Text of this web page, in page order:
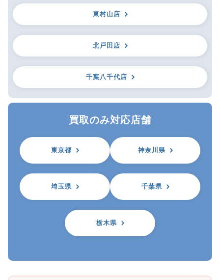
東村山店
北戸田店
千葉八千代店
買取のみ対応店舗
東京都 神奈川県
埼玉県 千葉県
栃木県